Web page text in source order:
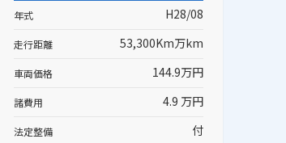
年式 H28/08
走行距離 53,300Km万km
車両価格 144.9万円
諸費用 4.9 万円
法定整備 付